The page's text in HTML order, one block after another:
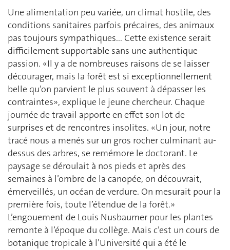
Une alimentation peu variée, un climat hostile, des
conditions sanitaires parfois précaires, des animaux
pas toujours sympathiques... Cette existence serait
difficilement supportable sans une authentique
passion. «Il y a de nombreuses raisons de se laisser
décourager, mais la forêt est si exceptionnellement
belle qu’on parvient le plus souvent à dépasser les
contraintes», explique le jeune chercheur. Chaque
journée de travail apporte en effet son lot de
surprises et de rencontres insolites. «Un jour, notre
tracé nous a menés sur un gros rocher culminant au-
dessus des arbres, se remémore le doctorant. Le
paysage se déroulait à nos pieds et après des
semaines à l’ombre de la canopée, on découvrait,
émerveillés, un océan de verdure. On mesurait pour la
première fois, toute l’étendue de la forêt.»
L’engouement de Louis Nusbaumer pour les plantes
remonte à l’époque du collège. Mais c’est un cours de
botanique tropicale à l’Université qui a été le